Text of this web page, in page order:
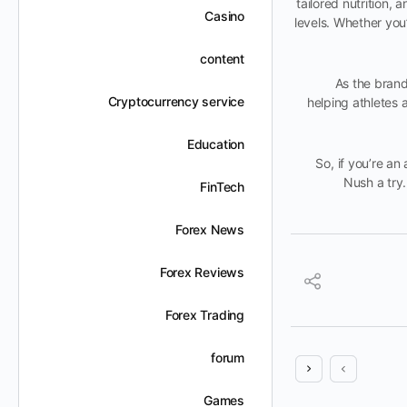
tailored nutrition,
levels. Whether
As the
helping athletes
So, if you’re
Nush a
Casino
content
Cryptocurrency service
Education
FinTech
Forex News
Forex Reviews
Forex Trading
forum
Games